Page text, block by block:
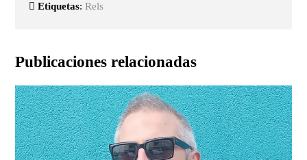
Etiquetas:Rels
Publicaciones relacionadas